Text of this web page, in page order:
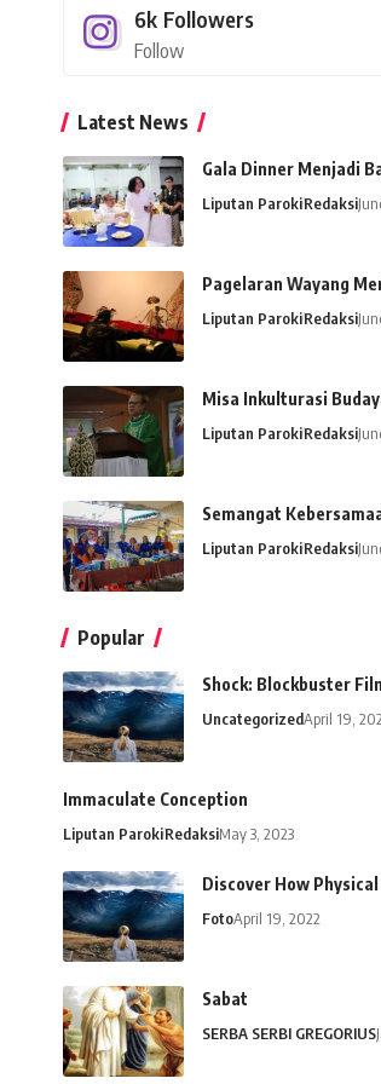
6k Followers
Follow
Latest News
Gala Dinner Menjadi
Liputan ParokiRedaksi
Pagelaran Wayang
Liputan ParokiRedaksi
Misa Inkulturasi
Liputan ParokiRedaksi
Semangat
Liputan ParokiRedaksi
Popular
Shock: Blockbuster
UncategorizedApril 19,
Immaculate Conception
Liputan ParokiRedaksiMay 3, 2023
Discover How
FotoApril 19, 2022
Sabat
SERBA SERBI GREGORIUS